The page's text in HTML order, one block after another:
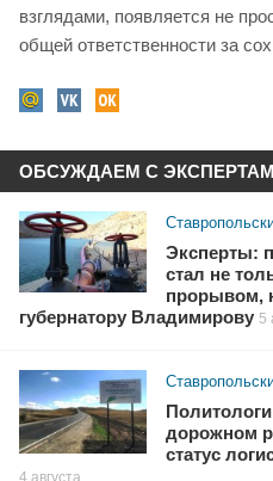
взглядами, появляется не
общей ответственности за
ОБСУЖДАЕМ С
Эксперты:
стал не
прорывом,
губернатору Владимирову 5
дорожном
статус
4 августа